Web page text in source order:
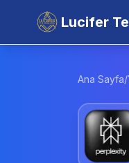
Lucifer
Ana Sayfa/